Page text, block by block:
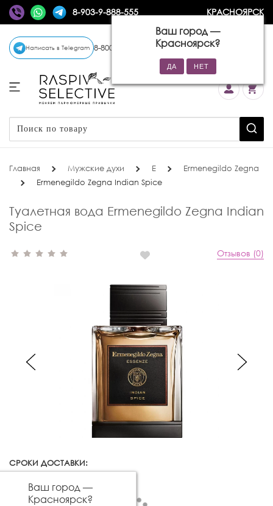
8-903-9-888-555 КРАСНОЯРСК
Ваш город —
Красноярск?
Написать в Telegram 8-800-770-72-34 (бесплатно)
Главная Мужские духи E
Ermenegildo Zegna
Ermenegildo Zegna Indian Spice
Туалетная вода Ermenegildo Zegna Indian
Spice
Отзывов (0)
СРОКИ ДОСТАВКИ:
Ваш город —
Красноярск?